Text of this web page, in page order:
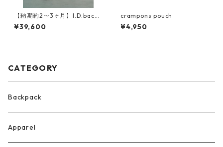
【納期約2〜3ヶ月】I.D.backp
ack
¥39,600
crampons pouch
¥4,950
CATEGORY
Backpack
Apparel